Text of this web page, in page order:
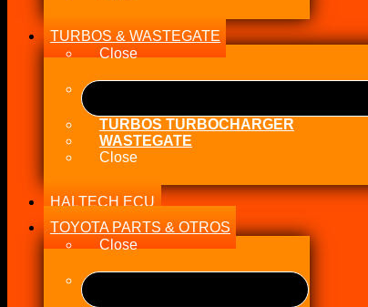
TURBOS & WASTEGATE
Close
TURBOS TURBOCHARGER
WASTEGATE
Close
HALTECH ECU
TOYOTA PARTS & OTROS
Close